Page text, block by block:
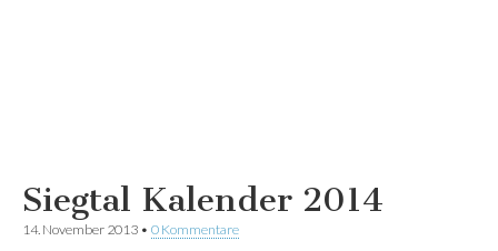
Siegtal Kalender 2014
14. November 2013 • 0 Kommentare